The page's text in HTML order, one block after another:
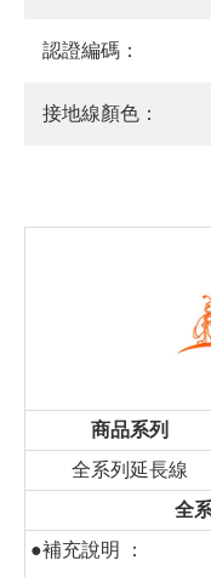
認證編碼：
接地線顏色：
商品系列
全系列延長線
全
●補充說明 ：